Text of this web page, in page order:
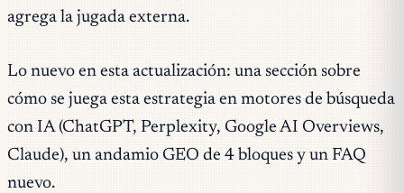
agrega la jugada externa.
Lo nuevo en esta actualización: una sección sobre
cómo se juega esta estrategia en motores de búsqueda
con IA (ChatGPT, Perplexity, Google AI Overviews,
Claude), un andamio GEO de 4 bloques y un FAQ
nuevo.